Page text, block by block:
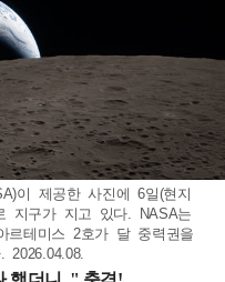
이 제공한 사진에 6일(현지
지구가 지고 있다. NASA는
테미스 2호가 달 중력권을
2026.04.08.